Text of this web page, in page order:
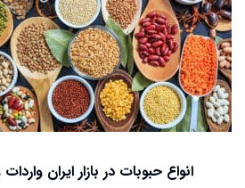
انواع حبوبات در بازار ایران